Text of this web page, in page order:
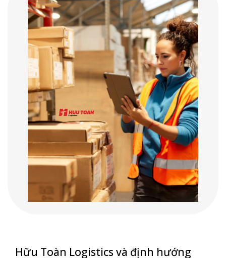
Hữu Toàn Logistics và định hướng